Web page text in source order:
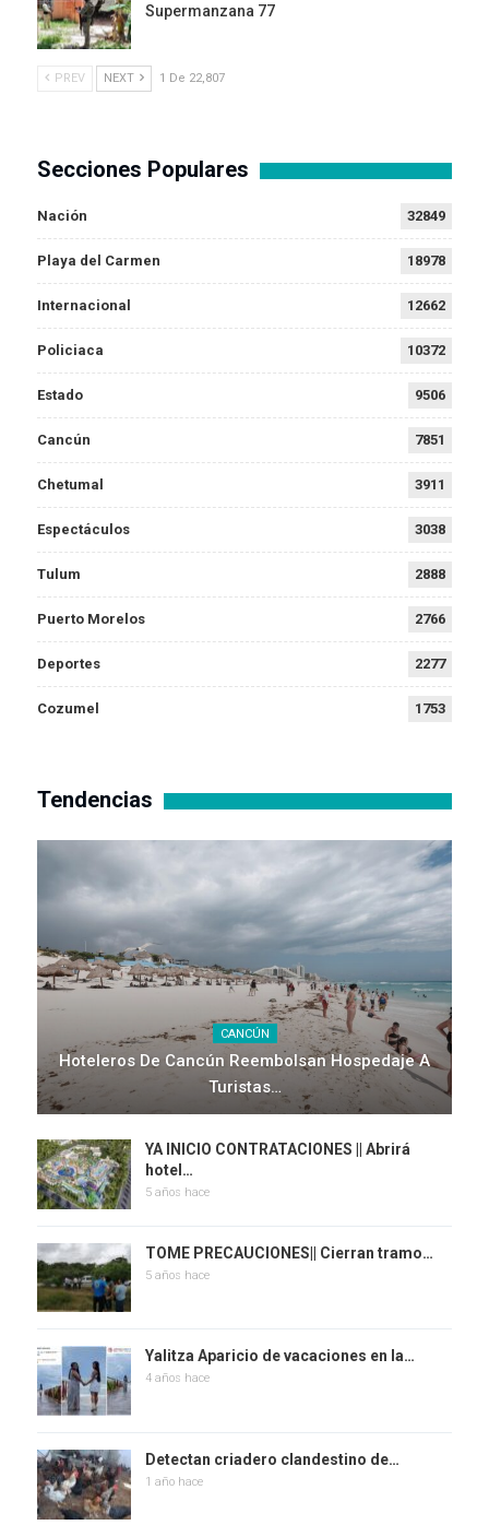
Supermanzana 77
PREV NEXT 1 De 22,807
Secciones Populares
Nación 32849
Playa del Carmen 18978
Internacional 12662
Policiaca 10372
Estado 9506
Cancún 7851
Chetumal 3911
Espectáculos 3038
Tulum 2888
Puerto Morelos 2766
Deportes 2277
Cozumel 1753
Tendencias
CANCÚN
Hoteleros De Cancún Reembolsan Hospedaje A
Turistas…
YA INICIO CONTRATACIONES || Abrirá
hotel…
5 años hace
TOME PRECAUCIONES|| Cierran tramo…
5 años hace
Yalitza Aparicio de vacaciones en la…
4 años hace
Detectan criadero clandestino de…
1 año hace